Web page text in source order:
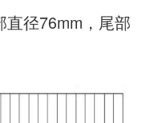
直径76mm，尾部